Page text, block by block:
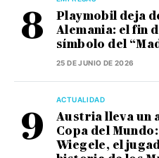
Playmobil deja
Alemania: el fin
símbolo del
25 DE JUNIO DE 2026
ACTUALIDAD
Austria lleva un
Copa del
Wiegele, el